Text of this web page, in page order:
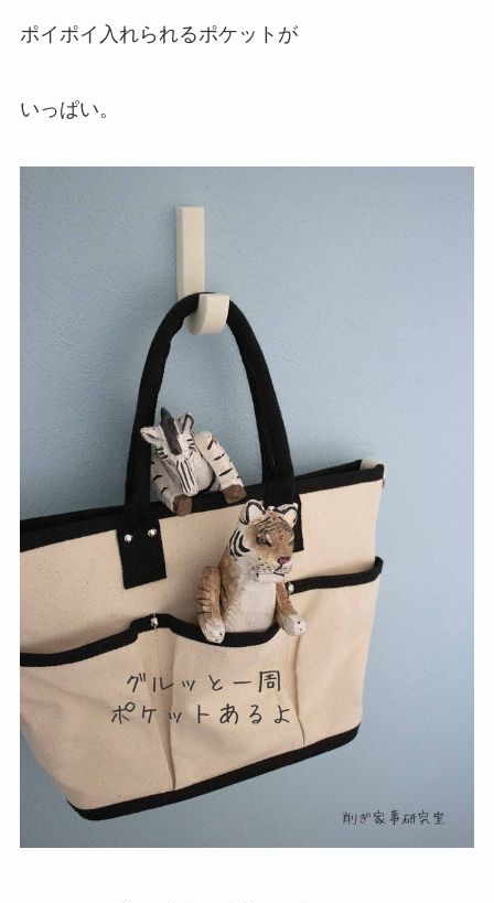
ポイポイ入れられるポケットが
いっぱい。